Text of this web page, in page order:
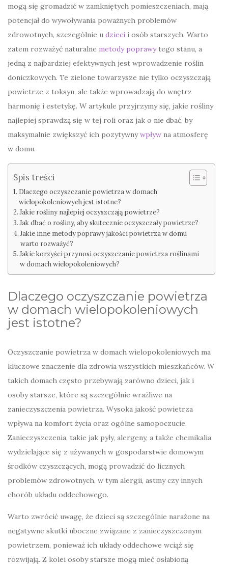
mogą się gromadzić w zamkniętych pomieszczeniach, mają
potencjał do wywoływania poważnych problemów
zdrowotnych, szczególnie u dzieci i osób starszych. Warto
zatem rozważyć naturalne metody poprawytego stanu, a
jedną z najbardziej efektywnych jest wprowadzenie roślin
doniczkowych. Te zielone towarzysze nie tylko oczyszczają
powietrze z toksyn, ale także wprowadzają do wnętrz
harmonię i estetykę. W artykule przyjrzymy się, jakie rośliny
najlepiej sprawdzą się w tej roli oraz jak o nie dbać, by
maksymalnie zwiększyć ich pozytywnywpływ na atmosferę
w domu.
Spis treści
Dlaczego oczyszczanie powietrza w domach
wielopokoleniowych jest istotne?
Jakie rośliny najlepiej oczyszczają powietrze?
Jak dbać o rośliny, aby skutecznie oczyszczały powietrze?
Jakie inne metody poprawy jakości powietrza w domu
warto rozważyć?
Jakie korzyści przynosi oczyszczanie powietrza roślinami
w domach wielopokoleniowych?
Dlaczego oczyszczanie powietrza
w domach wielopokoleniowych
jest istotne?
Oczyszczanie powietrza w domach wielopokoleniowych ma
kluczowe znaczenie dla zdrowia wszystkich mieszkańców. W
takich domach często przebywają zarówno dzieci, jak i
osoby starsze, które są szczególnie wrażliwe na
zanieczyszczenia powietrza. Wysoka jakość powietrza
wpływa na komfort życia oraz ogólne samopoczucie.
Zanieczyszczenia, takie jak pyły, alergeny, a także chemikalia
wydzielające się z używanych w gospodarstwie domowym
środków czyszczących, mogą prowadzić do licznych
problemów zdrowotnych, w tym alergii, astmy czy innych
chorób układu oddechowego.
Warto zwrócić uwagę, że dzieci są szczególnie narażone na
negatywne skutki uboczne związane z zanieczyszczonym
powietrzem, ponieważ ich układy oddechowe wciąż się
rozwijają. Z kolei osoby starsze mogą mieć osłabioną